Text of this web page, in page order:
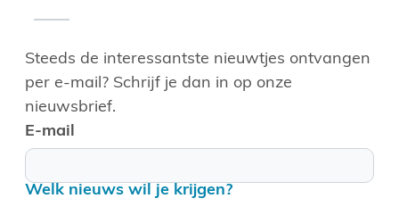
Steeds de interessantste nieuwtjes ontvangen
per e-mail? Schrijf je dan in op onze
nieuwsbrief.
E-mail
Welk nieuws wil je krijgen?